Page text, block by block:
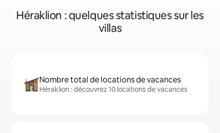
Héraklion : quelques statistiques sur les
villas
Nombre total de locations de vacances
Héraklion : découvrez 10 locations de vacances